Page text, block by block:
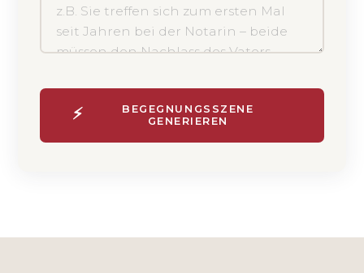
⚡
BEGEGNUNGSSZENE
GENERIEREN